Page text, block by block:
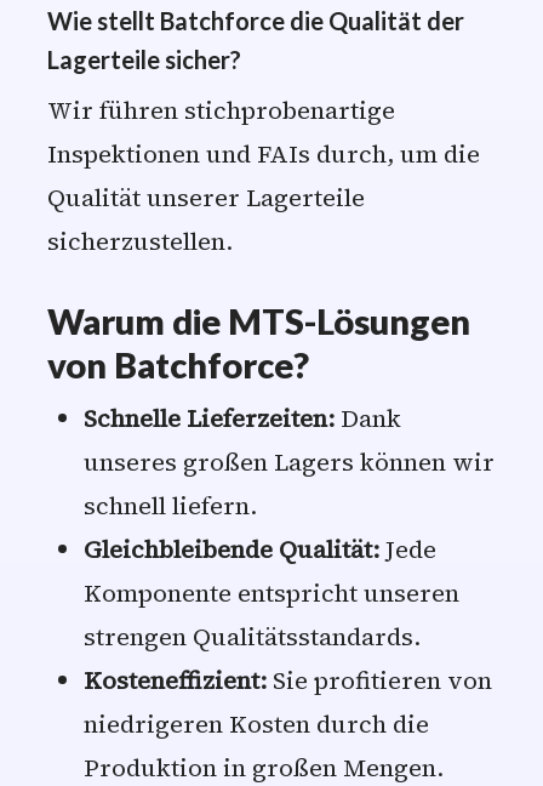
Wie stellt Batchforce die Qualität der
Lagerteile sicher?
Wir führen stichprobenartige
Inspektionen und FAIs durch, um die
Qualität unserer Lagerteile
sicherzustellen.
Warum die MTS-Lösungen
von Batchforce?
Schnelle Lieferzeiten:Dank
unseres großen Lagers können wir
schnell liefern.
Gleichbleibende Qualität:Jede
Komponente entspricht unseren
strengen Qualitätsstandards.
Kosteneffizient:Sie profitieren von
niedrigeren Kosten durch die
Produktion in großen Mengen.